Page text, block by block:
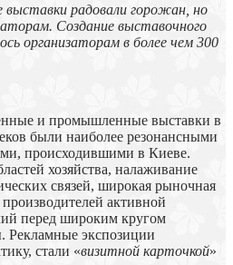
выставки радовали горожан, но
Создание выставочного
организаторам в более чем 300
и промышленные выставки в
были наиболее резонансными
происходившими в Киеве.
хозяйства, налаживание
связей, широкая рыночная
активной
перед широким кругом
Рекламные экспозиции
стали «визитной карточкой»